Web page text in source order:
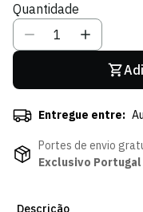
Indisponível
Quantidade
Entregue entre:
Portes de envio
Exclusivo
Descrição